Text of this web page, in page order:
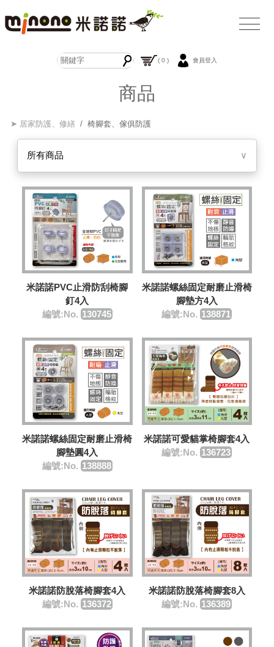
( 0 ) 會員登入
商品
➤ 居家防護、修繕 / 椅腳套、傢俱防護
所有商品 ∨
米諾諾PVC止滑防刮椅腳
釘4入
編號:No. 130745
米諾諾螺絲固定耐磨止滑椅
腳墊方4入
編號:No. 138871
米諾諾螺絲固定耐磨止滑椅
腳墊圓4入
編號:No. 138888
米諾諾可愛貓掌椅腳套4入
編號:No. 136723
米諾諾防脫落椅腳套4入
編號:No. 136372
米諾諾防脫落椅腳套8入
編號:No. 136389